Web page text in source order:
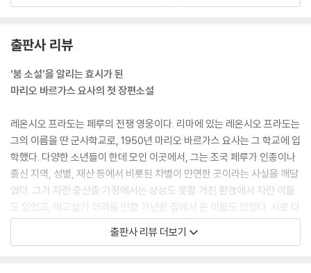
“군사학교 생활은 조금 힘들거든요.” 알베르토가 말했다. “그런 삶에 익숙
해지는 건 쉽지 않아요. 처음에는 아무도 만족스러워하지 않죠.”
“하지만 그것이 그애를 바람직하게 만들었어.” 남자는 열의에 차서 말했
도 부정할 수 없어, 그 누구도. 넌 그애가 어땠는지 모를 거야. 이곳 군사학
교가 용기와 배짱을 갖게 만들어줬어. 더욱 남자답고, 더욱 개성 있는 사람,
그게 바로 내가 원했던 거야. 게다가 그애는 이 학교를 그만두고 싶었다면
내게 말했을 거야. 나는 그애한테 이 학교에 입학하라고 권했고, 그애는 그
걸 받아들였어. 내 잘못이 아니야. 나는 모든 걸 아이의 미래를 생각하면서
했을 뿐이라고.”
--- p.312
“5학년 대대 생도들은 몹시 충격을 받은 상태입니다.”
출판사 리뷰
‘붐 소설’을 알리는 효시가 된
마리오 바르가스 요사의 첫 장편소설
레온시오 프라도는 페루의 전쟁 영웅이다. 리마에 있는 레온시오 프라도는
그의 이름을 딴 군사학교로, 1950년 마리오 바르가스 요사는 그 학교에 입
학했다. 다양한 소년들이 한데 모인 이곳에서, 그는 조국 페루가 인종이나
출신 지역, 성별, 재산 등에서 비롯된 차별이 만연한 곳이라는 사실을 깨달
았다. 그가 자란 중산층 가정에서는 상상도 못할 거친 환경에서 자란 이들
도 있었고, 먹고살기 어려울 만큼 가난한 집에서 온 이들도 있었다. 서로 다
른 생활환경에서 생겨난 편견을 가진 채 폐쇄적인 공간에 갇힌 소년들은
계급과 힘의 차이를 들어 폭력을 합리화했고, 혼란과 분노를 약자에게 분
출판사 리뷰 더보기